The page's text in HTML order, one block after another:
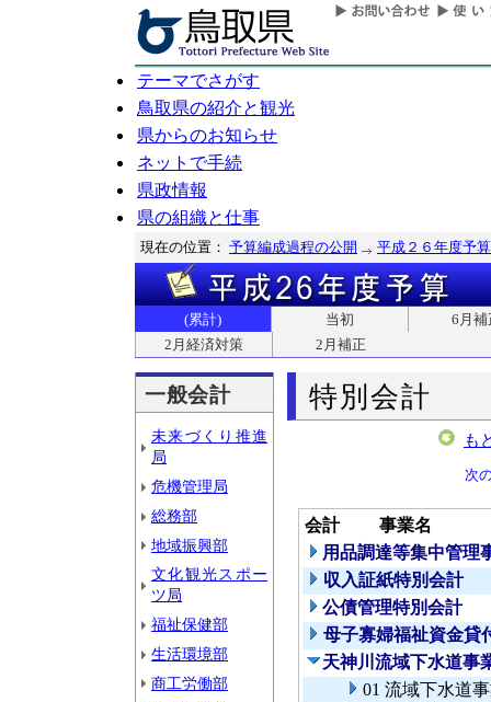
テーマでさがす
鳥取県の紹介と観光
県からのお知らせ
ネットで手続
県政情報
県の組織と仕事
現在の位置： 予算編成過程の公開 平成２６年度予算
(累計) 当初
6月補
2月経済対策
2月補正
一般会計
未来づくり推進
局
危機管理局
総務部
地域振興部
文化観光スポー
ツ局
福祉保健部
生活環境部
商工労働部
特別会計
も
次
会計
事業名
用品調達等集中管理
収入証紙特別会計
公債管理特別会計
母子寡婦福祉資金貸
天神川流域下水道事
01 流域下水道